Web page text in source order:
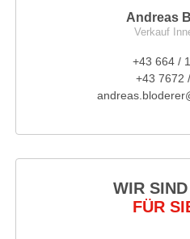
Andreas
Verkauf
+43 664 /
+43 7672
WIR
FÜR